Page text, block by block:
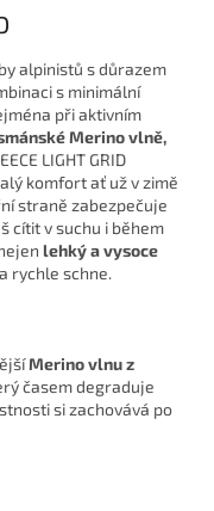
alpinistů s důrazem
s minimální
při aktivním
Merino vlně,
LIGHT GRID
komfort ať už v zimě
straně zabezpečuje
cítit v suchu i během
lehký a vysoce
rychle schne.
Merino vlnu z
časem degraduje
si zachovává po